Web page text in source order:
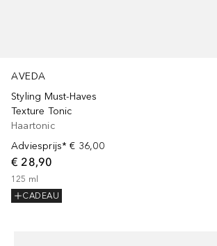
AVEDA
Styling Must-Haves
Texture Tonic
Haartonic
Adviesprijs* € 36,00
€ 28,90
125 ml
CADEAU